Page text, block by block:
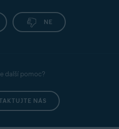
NE
další pomoc?
NÁS